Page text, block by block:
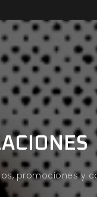
promociones y